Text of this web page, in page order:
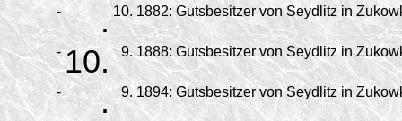
- . 10. 1882: Gutsbesitzer von Seydlitz in
- 10. 9. 1888: Gutsbesitzer von Seydlitz in
- . 9. 1894: Gutsbesitzer von Seydlitz in